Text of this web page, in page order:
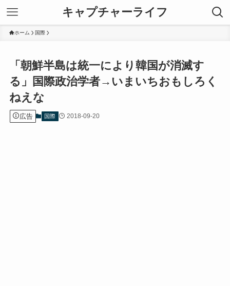
キャプチャーライフ
ホーム 国際
「朝鮮半島は統一により韓国が消滅す
る」国際政治学者→いまいちおもしろく
ねえな
広告 国際 2018-09-20